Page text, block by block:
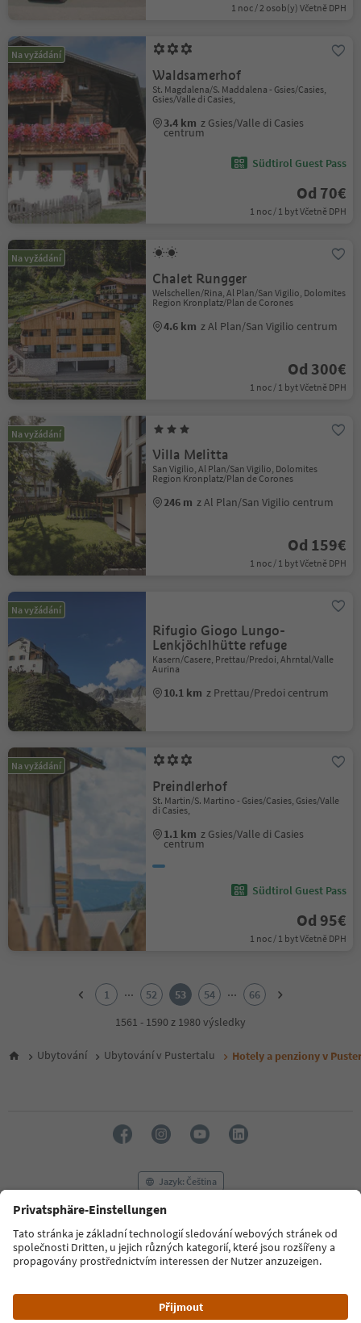
1 noc / 2 osob(y) Včetně DPH
Na vyžádání
Waldsamerhof
St. Magdalena/S. Maddalena - Gsies/Casies,
Gsies/Valle di Casies,
3.4 km z Gsies/Valle di Casies
centrum
Südtirol Guest Pass
Od 70€
1 noc / 1 byt Včetně DPH
Na vyžádání
Chalet Rungger
Welschellen/Rina, Al Plan/San Vigilio, Dolomites
Region Kronplatz/Plan de Corones
4.6 km z Al Plan/San Vigilio centrum
Od 300€
1 noc / 1 byt Včetně DPH
Na vyžádání
Villa Melitta
San Vigilio, Al Plan/San Vigilio, Dolomites
Region Kronplatz/Plan de Corones
246 m z Al Plan/San Vigilio centrum
Od 159€
1 noc / 1 byt Včetně DPH
Na vyžádání
Rifugio Giogo Lungo-
Lenkjöchlhütte refuge
Kasern/Casere, Prettau/Predoi, Ahrntal/Valle
Aurina
10.1 km z Prettau/Predoi centrum
Na vyžádání
Preindlerhof
St. Martin/S. Martino - Gsies/Casies, Gsies/Valle
di Casies,
1.1 km z Gsies/Valle di Casies
centrum
Südtirol Guest Pass
Od 95€
1 noc / 1 byt Včetně DPH
6
16
17
18
19
21
1 ... 52 53 54 ...
66
1561 - 1590 z 1980 výsledky
Ubytování Ubytování v Pustertalu Hotely a penziony v
Jazyk: Čeština
FAQ Kontaktujte nás Tisk
MICE
Zásady ochrany osobních údajů
Podmínky a ujednání
Tiráž
Prohlášení o přístupnosti